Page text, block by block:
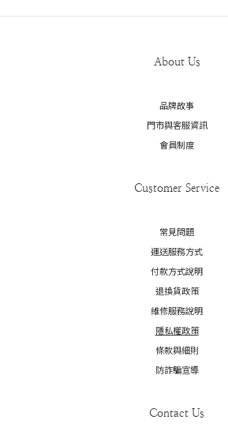
About Us
品牌故事
門市與客服資訊
會員制度
Customer Service
常見問題
運送服務方式
付款方式說明
退換貨政策
維修服務說明
隱私權政策
條款與細則
防詐騙宣導
Contact Us